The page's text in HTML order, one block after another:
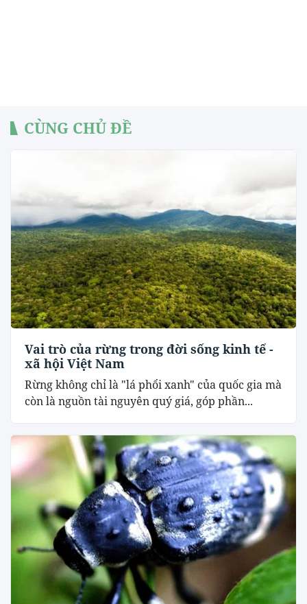
CÙNG CHỦ ĐỀ
Vai trò của rừng trong đời sống kinh tế -
xã hội Việt Nam
Rừng không chỉ là "lá phổi xanh" của quốc gia mà
còn là nguồn tài nguyên quý giá, góp phần...